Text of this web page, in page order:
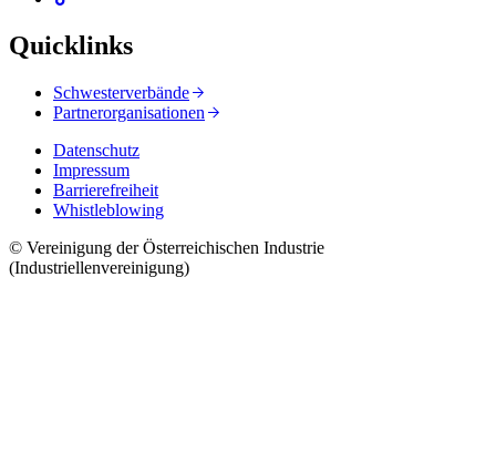
Quicklinks
Schwesterverbände
Partnerorganisationen
Datenschutz
Impressum
Barrierefreiheit
Whistleblowing
© Vereinigung der Österreichischen Industrie
(Industriellenvereinigung)